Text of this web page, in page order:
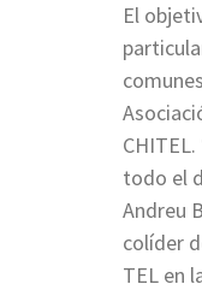
El
todo el
Andreu
colíder
TEL en